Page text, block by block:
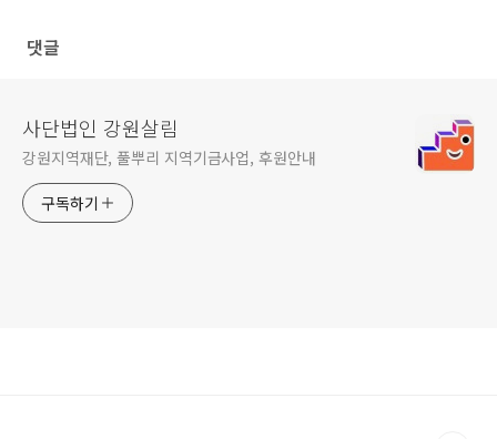
댓글
사단법인 강원살림
강원지역재단, 풀뿌리 지역기금사업, 후원안내
구독하기